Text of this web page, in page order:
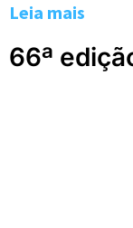
Leia mais
66ª